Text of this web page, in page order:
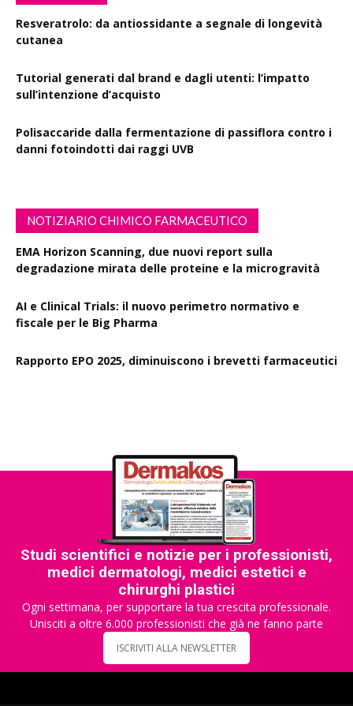
Resveratrolo: da antiossidante a segnale di longevità
cutanea
Tutorial generati dal brand e dagli utenti: l’impatto
sull’intenzione d’acquisto
Polisaccaride dalla fermentazione di passiflora contro i
danni fotoindotti dai raggi UVB
NOTIZIARIO CHIMICO FARMACEUTICO
EMA Horizon Scanning, due nuovi report sulla
degradazione mirata delle proteine e la microgravità
AI e Clinical Trials: il nuovo perimetro normativo e
fiscale per le Big Pharma
Rapporto EPO 2025, diminuiscono i brevetti farmaceutici
Studi scientifici e notizie per i professionisti,
medici dermatologi, medici estetici e
chirurghi plastici
Ogni settimana, per supportare la tua crescita professionale.
Unisciti a oltre 6.000 professionisti che già ne fanno parte
ISCRIVITI ALLA NEWSLETTER